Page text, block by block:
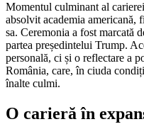
Momentul culminant al
absolvit academia americană,
sa. Ceremonia a fost marcată
partea președintelui Trump.
personală, ci și o reflectare a
România, care, în ciuda
înalte culmi.
O carieră în